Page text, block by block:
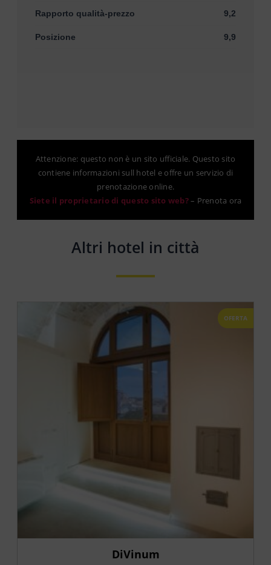
Rapporto qualità-prezzo 9,2
Posizione 9,9
Attenzione: questo non è un sito ufficiale. Questo sito
contiene informazioni sull hotel e offre un servizio di
prenotazione online.
Siete il proprietario di questo sito web?– Prenota ora
Altri hotel in città
OFERTA
DiVinum